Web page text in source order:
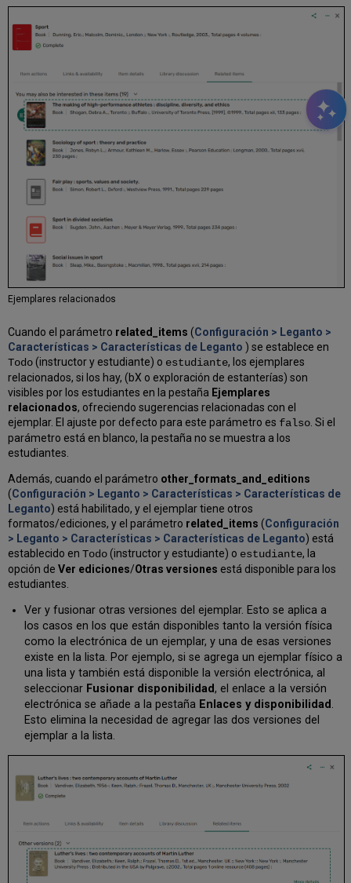
Ejemplares relacionados
Cuando el parámetro related_items (Configuración > Leganto >
Características > Características de Leganto ) se establece en
Todo(instructor y estudiante) o estudiante, los ejemplares
relacionados, si los hay, (bX o exploración de estanterías) son
visibles por los estudiantes en la pestaña Ejemplares
relacionados, ofreciendo sugerencias relacionadas con el
ejemplar. El ajuste por defecto para este parámetro es falso . Si el
parámetro está en blanco, la pestaña no se muestra a los
estudiantes.
Además, cuando el parámetro other_formats_and_editions
(Configuración > Leganto > Características > Características de
Leganto) está habilitado, y el ejemplar tiene otros
formatos/ediciones, y el parámetro related_items (Configuración
> Leganto > Características > Características de Leganto) está
establecido enTodo(instructor y estudiante) o estudiante, la
opción deVer ediciones/Otras versiones está disponible para los
estudiantes.
Ver y fusionar otras versiones del ejemplar. Esto se aplica a
los casos en los que están disponibles tanto la versión física
como la electrónica de un ejemplar, y una de esas versiones
existe en la lista. Por ejemplo, si se agrega un ejemplar físico a
una lista y también está disponible la versión electrónica, al
seleccionar Fusionar disponibilidad, el enlace a la versión
electrónica se añade a la pestaña Enlaces y disponibilidad .
Esto elimina la necesidad de agregar las dos versiones del
ejemplar a la lista.